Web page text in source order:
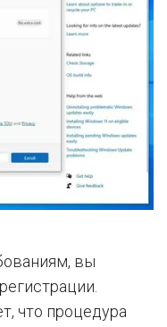
вы
что процедура